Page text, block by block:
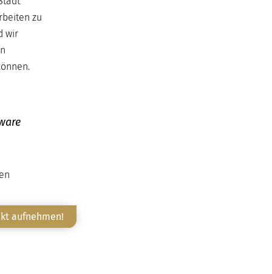
zu
wir
aufnehmen!